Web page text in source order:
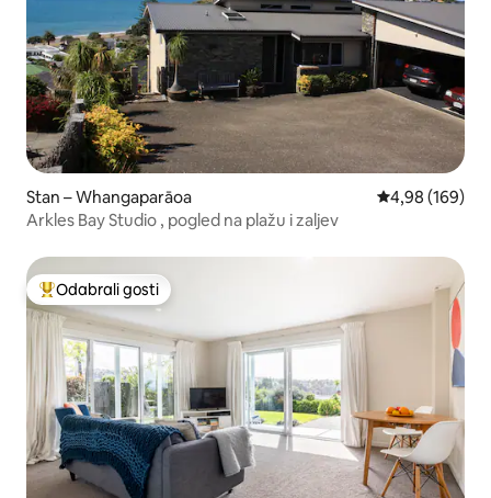
Stan – Whangaparāoa Prosječna
4,98 (169)
Arkles Bay Studio , pogled na plažu i zaljev
Među najviše rangiranima s oznakom „Odabrali gosti”
Odabrali gosti